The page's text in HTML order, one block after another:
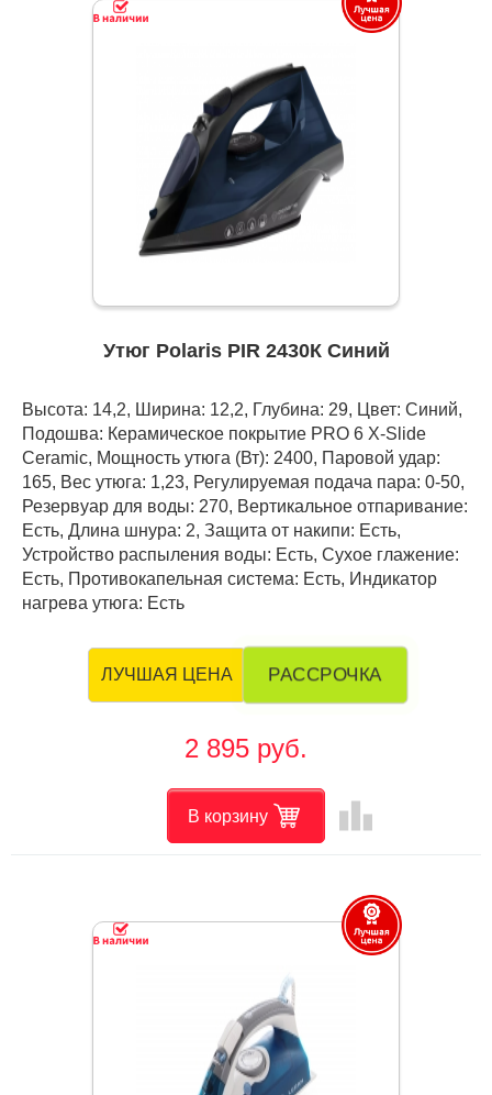
Утюг Polaris PIR 2430К Синий
Высота: 14,2, Ширина: 12,2, Глубина: 29, Цвет: Синий,
Подошва: Керамическое покрытие PRO 6 X-Slide
Ceramic, Мощность утюга (Вт): 2400, Паровой удар:
165, Вес утюга: 1,23, Регулируемая подача пара: 0-50,
Резервуар для воды: 270, Вертикальное отпаривание:
Есть, Длина шнура: 2, Защита от накипи: Есть,
Устройство распыления воды: Есть, Сухое глажение:
Есть, Противокапельная система: Есть, Индикатор
нагрева утюга: Есть
ЛУЧШАЯ ЦЕНА РАССРОЧКА
2 895 руб.
В корзину leaderboard